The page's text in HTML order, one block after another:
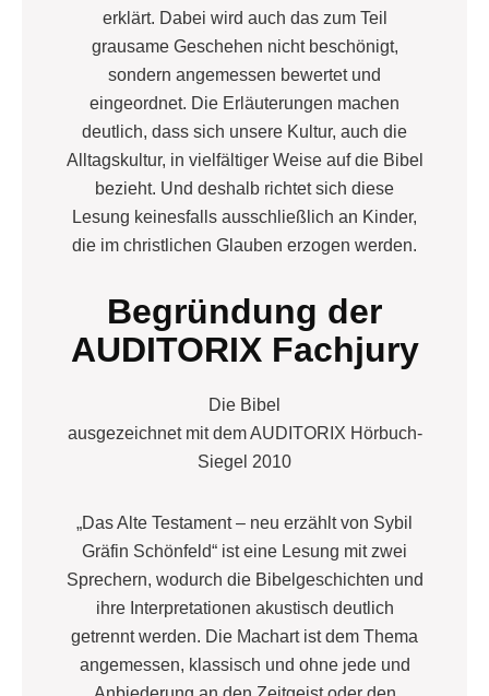
erklärt. Dabei wird auch das zum Teil
grausame Geschehen nicht beschönigt,
sondern angemessen bewertet und
eingeordnet. Die Erläuterungen machen
deutlich, dass sich unsere Kultur, auch die
Alltagskultur, in vielfältiger Weise auf die Bibel
bezieht. Und deshalb richtet sich diese
Lesung keinesfalls ausschließlich an Kinder,
die im christlichen Glauben erzogen werden.
Begründung der
AUDITORIX Fachjury
Die Bibel
ausgezeichnet mit dem AUDITORIX Hörbuch-
Siegel 2010
„Das Alte Testament – neu erzählt von Sybil
Gräfin Schönfeld“ ist eine Lesung mit zwei
Sprechern, wodurch die Bibelgeschichten und
ihre Interpretationen akustisch deutlich
getrennt werden. Die Machart ist dem Thema
angemessen, klassisch und ohne jede und